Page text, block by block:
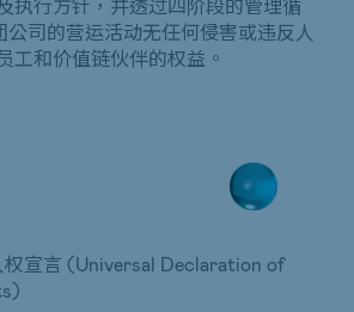
执行方针，并透过四阶段的管理循
公司的营运活动无任何侵害或违反人
工和价值链伙伴的权益。
权宣言 (Universal Declaration of